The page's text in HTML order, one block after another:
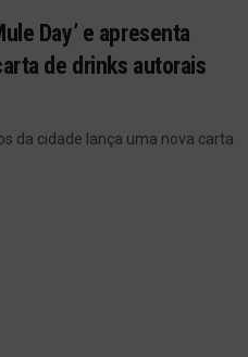
Day’ e apresenta
de drinks autorais
da cidade lança uma nova carta